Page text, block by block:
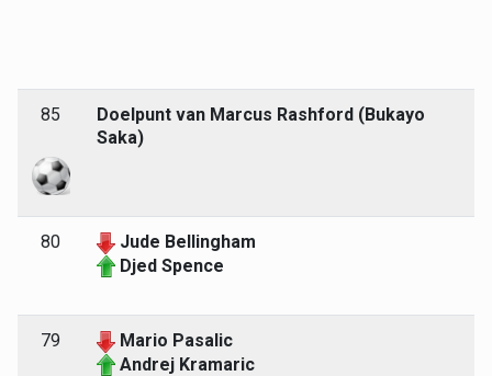
85
Doelpunt van Marcus Rashford (Bukayo
Saka)
80
Jude Bellingham
Djed Spence
79
Mario Pasalic
Andrej Kramaric